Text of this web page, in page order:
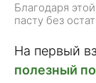
Благодаря
пасту без
На первый
полезный